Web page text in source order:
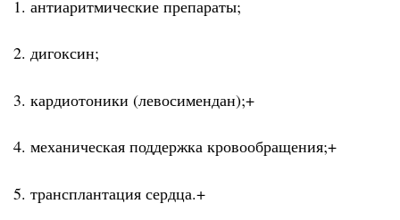
1. антиаритмические препараты;
2. дигоксин;
3. кардиотоники (левосимендан);+
4. механическая поддержка кровообращения;+
5. трансплантация сердца.+